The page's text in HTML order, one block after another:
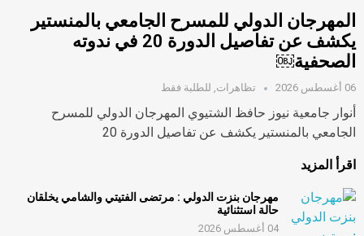
المهرجان الدولي للمسرح الجامعي بالمنستير
يكشف عن تفاصيل الدورة 20 في ندوته
الصحفية￼
06 أغسطس 2026 تظاهرات, للطلبة فقط
أنوار جامعية نيوز حافظ الشتيوي المهرجان الدولي للمسرح
الجامعي بالمنستير يكشف عن تفاصيل الدورة 20
اقرأ المزيد
مهرجان بنزت الدولي : مرتضى الفتيتي والشامي يخلقان
حالة استثنائية
04 أغسطس 2026